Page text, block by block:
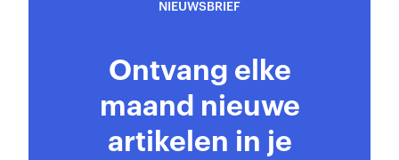
NIEUWSBRIEF
Ontvang elke
maand nieuwe
artikelen in je